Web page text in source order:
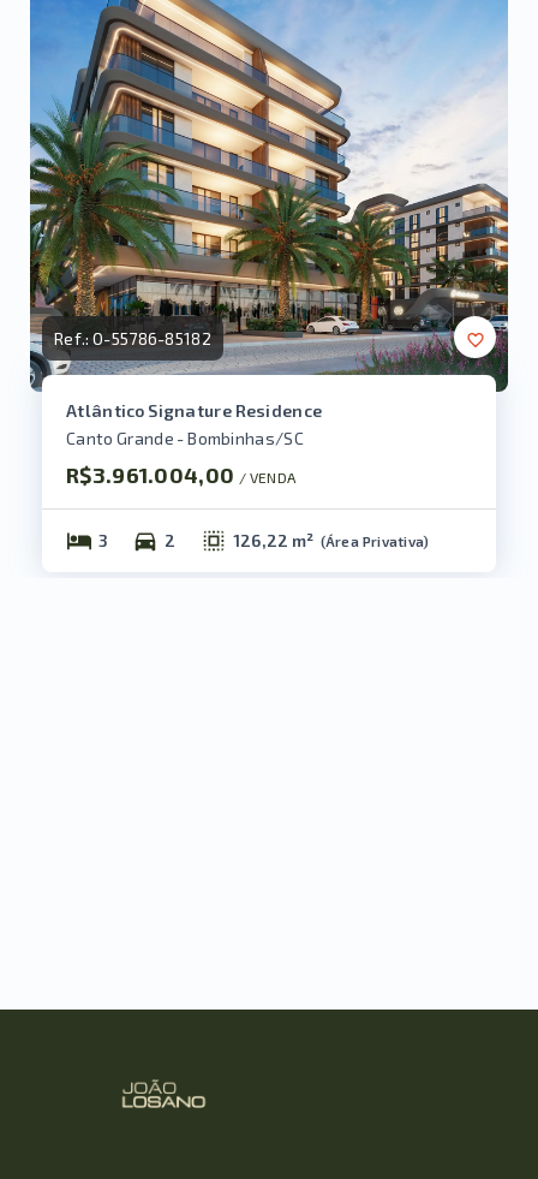
Ref.:O-55786-85182
Atlântico Signature Residence
Canto Grande - Bombinhas/SC
R$3.961.004,00 / VENDA
3 2 126,22 m² (Área Privativa)